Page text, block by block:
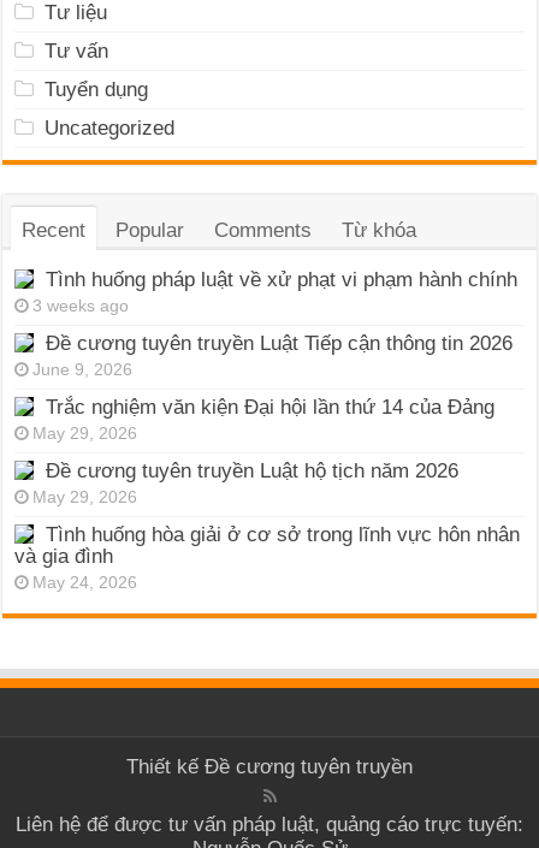
Tư liệu
Tư vấn
Tuyển dụng
Uncategorized
Recent Popular Comments Từ khóa
Tình huống pháp luật về xử phạt vi phạm hành chính
3 weeks ago
Đề cương tuyên truyền Luật Tiếp cận thông tin 2026
June 9, 2026
Trắc nghiệm văn kiện Đại hội lần thứ 14 của Đảng
May 29, 2026
Đề cương tuyên truyền Luật hộ tịch năm 2026
May 29, 2026
Tình huống hòa giải ở cơ sở trong lĩnh vực hôn nhân
và gia đình
May 24, 2026
Thiết kế Đề cương tuyên truyền
Liên hệ để được tư vấn pháp luật, quảng cáo trực tuyến: